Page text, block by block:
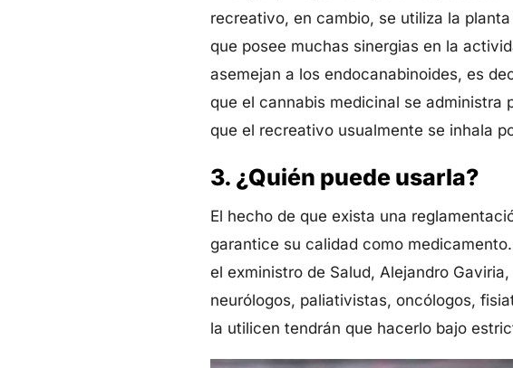
recreativo, en cambio, se utiliza la
que posee muchas sinergias en la
asemejan a los endocanabinoides, es
que el cannabis medicinal se
que el recreativo usualmente se inhala
3. ¿Quién puede usarla?
El hecho de que exista una
garantice su calidad como
el exministro de Salud, Alejandro
neurólogos, paliativistas, oncólogos,
la utilicen tendrán que hacerlo bajo